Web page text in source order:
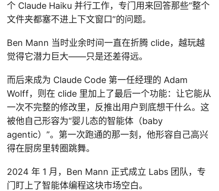
个 Claude Haiku 并行工作，专门用来回答那些“整个
文件夹都塞不进上下文窗口”的问题。
Ben Mann 当时业余时间一直在折腾 clide，越玩越
觉得它潜力巨大——只是还差得远。
而后来成为 Claude Code 第一任经理的 Adam
Wolff，则在 clide 里加上了最后一个功能：让它能从
一次不完整的修改里，反推出用户到底想干什么。这
被他自己形容为“婴儿态的智能体（baby
agentic）”。第一次跑通的那一刻，他形容自己高兴
得在厨房里转圈跳舞。
2024 年 1 月，Ben Mann 正式成立 Labs 团队，专
门盯上了智能体编程这块市场空白。